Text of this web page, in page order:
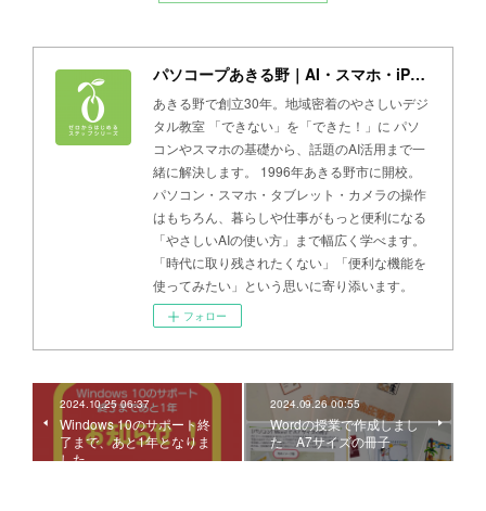
パソコープあきる野｜AI・スマホ・iPad・パソコン教室
あきる野で創立30年。地域密着のやさしいデジ
タル教室 「できない」を「できた！」に パソ
コンやスマホの基礎から、話題のAI活用まで一
緒に解決します。 1996年あきる野市に開校。
パソコン・スマホ・タブレット・カメラの操作
はもちろん、暮らしや仕事がもっと便利になる
「やさしいAIの使い方」まで幅広く学べます。
「時代に取り残されたくない」「便利な機能を
使ってみたい」という思いに寄り添います。
フォロー
2024.10.25 06:37
Windows 10のサポート終
了まで、あと1年となりま
した
2024.09.26 00:55
Wordの授業で作成しまし
た A7サイズの冊子